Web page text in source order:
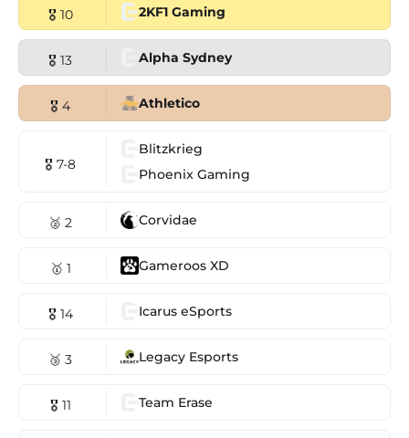
🎖 10 2KF1 Gaming
🎖 13 Alpha Sydney
🎖 4 Athletico
🎖 7-8
Blitzkrieg
Phoenix Gaming
🥈 2 Corvidae
🥇 1 Gameroos XD
🎖 14 Icarus eSports
🥉 3 Legacy Esports
🎖 11 Team Erase